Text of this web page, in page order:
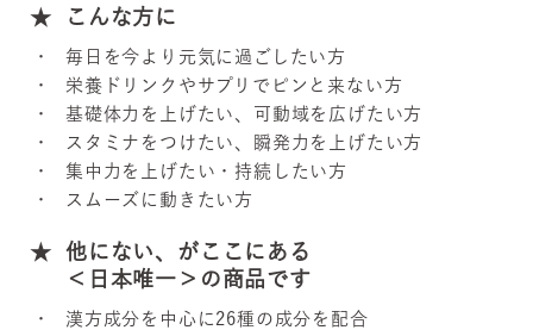
こんな方に
毎日を今より元気に過ごしたい方
栄養ドリンクやサプリでピンと来ない方
基礎体力を上げたい、可動域を広げたい方
スタミナをつけたい、瞬発力を上げたい方
集中力を上げたい・持続したい方
スムーズに動きたい方
他にない、がここにある
＜日本唯一＞の商品です
漢方成分を中心に26種の成分を配合